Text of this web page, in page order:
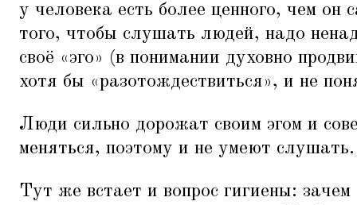
у человека есть более ценного, чем
того, чтобы слушать людей, надо
своё «эго» (в понимании духовно
хотя бы «разотождествиться», и не
Люди сильно дорожат своим эгом и
меняться, поэтому и не умеют слушать.
Тут же встает и вопрос гигиены: